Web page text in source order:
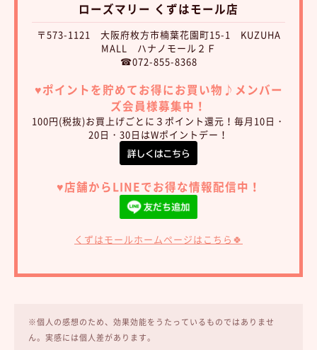
ローズマリー くずはモール店
〒573-1121 大阪府枚方市楠葉花園町15-1 KUZUHA
MALL ハナノモール２Ｆ
☎072-855-8368
♥︎ポイントを貯めてお得にお買い物♪ メンバー
ズ会員様募集中！
100円(税抜)お買上げごとに３ポイント還元！毎月10日・
20日・30日はWポイントデー！
♥︎店舗からLINEでお得な情報配信中！
くずはモールホームページはこちら🍀
※個人の感想のため、効果効能をうたっているものではありませ
ん。実感には個人差があります。